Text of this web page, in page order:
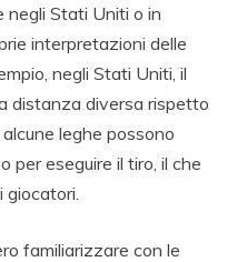
negli Stati Uniti o in
interpretazioni delle
negli Stati Uniti, il
distanza diversa rispetto
leghe possono
per eseguire il tiro, il che
familiarizzare con le